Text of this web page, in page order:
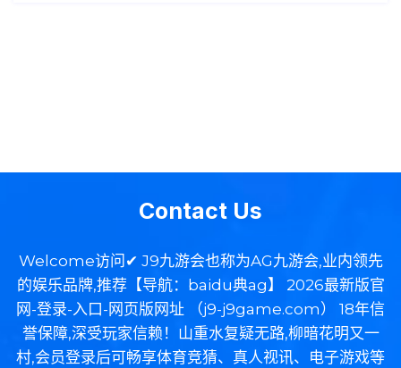
Contact Us
Welcome访问✔ J9九游会也称为AG九游会,业内领先
的娱乐品牌,推荐【导航：baidu典ag】 2026最新版官
网-登录-入口-网页版网址 （j9-j9game.com） 18年信
誉保障,深受玩家信赖！山重水复疑无路,柳暗花明又一
村,会员登录后可畅享体育竞猜、真人视讯、电子游戏等